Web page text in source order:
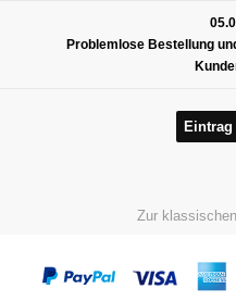
Problemlose Bestellung
Eintrag
Zur